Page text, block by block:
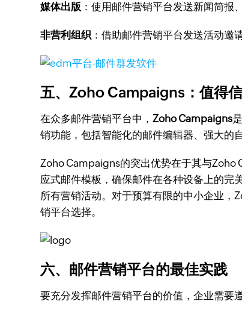
媒体出版 ：使用邮件营销平台发送新闻简报
非营利组织 ：借助邮件营销平台发送活动邀
五、Zoho Campaigns：值得
在众多邮件营销平台中，Zoho Campaigns
销功能，包括智能化的邮件编辑器、强大的
Zoho Campaigns的突出优势在于其与Zoho
应式邮件模板，确保邮件在各种设备上的完
所有营销活动。对于预算有限的中小企业
销平台选择。
六、邮件营销平台的最佳实践
要充分发挥邮件营销平台的价值，企业需要